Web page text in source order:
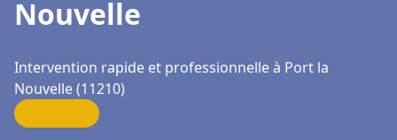
Nouvelle
Intervention rapide et professionnelle à Port la
Nouvelle (11210)